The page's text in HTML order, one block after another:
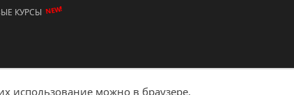
КУРСЫ NEW!
использование можно в браузере.